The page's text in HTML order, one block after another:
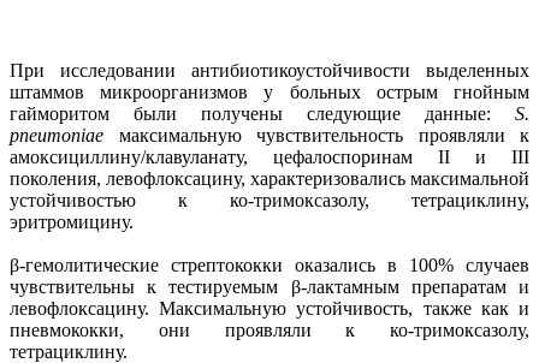
При исследовании антибиотикоустойчивости выделенных
штаммов микроорганизмов у больных острым гнойным
гайморитом были получены следующие данные: S.
pneumoniae максимальную чувствительность проявляли к
амоксициллину/клавуланату, цефалоспоринам II и III
поколения, левофлоксацину, характеризовались максимальной
устойчивостью к ко-тримоксазолу, тетрациклину,
эритромицину.
β-гемолитические стрептококки оказались в 100% случаев
чувствительны к тестируемым β-лактамным препаратам и
левофлоксацину. Максимальную устойчивость, также как и
пневмококки, они проявляли к ко-тримоксазолу,
тетрациклину.